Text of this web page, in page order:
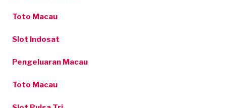
Toto Macau
Slot Indosat
Pengeluaran Macau
Toto Macau